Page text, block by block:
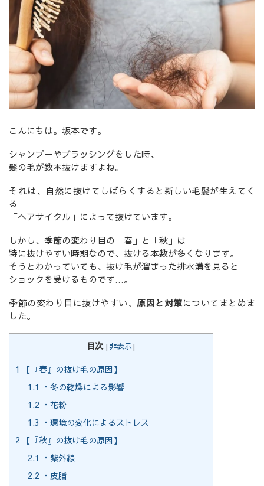
こんにちは。坂本です。
シャンプーやブラッシングをした時、
髪の毛が数本抜けますよね。
それは、自然に抜けてしばらくすると新しい毛髪が生えてく
る
「ヘアサイクル」によって抜けています。
しかし、季節の変わり目の「春」と「秋」は
特に抜けやすい時期なので、抜ける本数が多くなります。
そうとわかっていても、抜け毛が溜まった排水溝を見ると
ショックを受けるものです…。
季節の変わり目に抜けやすい、 原因と対策についてまとめま
した。
目次 [非表示]
1
【『春』の抜け毛の原因】
1.1 ・冬の乾燥による影響
1.2 ・花粉
1.3 ・環境の変化によるストレス
2 【『秋』の抜け毛の原因】
2.1 ・紫外線
2.2 ・皮脂